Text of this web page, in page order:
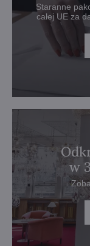
Staranne
całej UE za
w